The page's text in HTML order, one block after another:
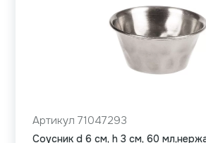
Артикул 71047293
Соусник d 6 см, h 3 см, 60